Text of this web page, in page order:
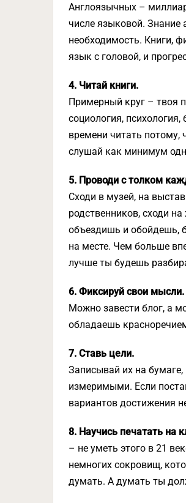
Англоязычных –
числе языковой. Знание
необходимость. Книги,
язык с головой, и
4. Читай книги.
Примерный круг – твоя
социология,
времени читать потому,
слушай как минимум
5. Проводи с толком
Сходи в музей, на
родственников, сходи
объездишь и обойдешь,
на месте. Чем больше
лучше ты будешь
6. Фиксируй свои мысли.
Можно завести блог, а
обладаешь
7. Ставь цели.
Записывай их на
измеримыми. Если
вариантов достижения
8. Научись печатать на
– не уметь этого в 21
немногих сокровищ,
думать. А думать ты